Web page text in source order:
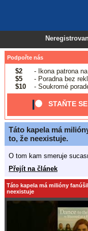
Podpořte nás
$2
- Ikona patrona
$5
- Poradna bez
$10
- Soukromé
STAŇTE
Táto kapela má
to, že neexistuje.
O tom kam smeruje
Přejít na článek
Táto kapela má milióny
neexistuje